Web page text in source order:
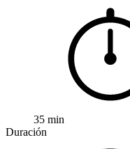
35 min
Duración